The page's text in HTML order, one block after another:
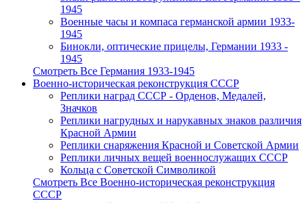
1945
Военные часы и компаса германской армии 1933-
1945
Бинокли, оптические прицелы, Германии 1933 -
1945
Смотреть Все Германия 1933-1945
Военно-историческая реконструкция СССР
Реплики наград СССР - Орденов, Медалей,
Значков
Реплики нагрудных и нарукавных знаков различия
Красной Армии
Реплики снаряжения Красной и Советской Армии
Реплики личных вещей военнослужащих СССР
Кольца с Советской Символикой
Смотреть Все Военно-историческая реконструкция
СССР